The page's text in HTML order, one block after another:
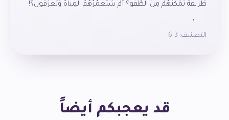
طَريقَةً تُمَكِّنُهُمْ مِنَ الطَّفْو؟ أَمْ سَتَغْمُرُهُمُ المِياهُ وَيَغْرَقون؟!
الإرشادات المَوجودَة في أوّل الكتاب، وَيمكّنونَهم مِن تَنمِية
مهارات التَّفكير المَنطِقيّ عبر توقّع الأحداث، وطرح الحلول،
التصنيف: 3-6
قد يعجبكم أيضاً